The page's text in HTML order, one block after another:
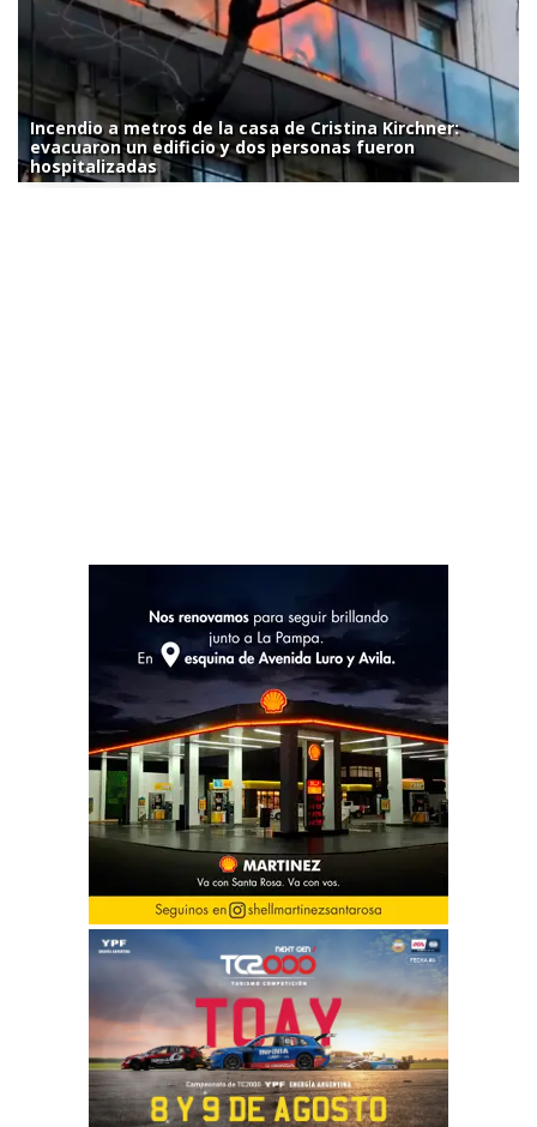
Incendio a metros de la casa de Cristina Kirchner:
evacuaron un edificio y dos personas fueron
hospitalizadas